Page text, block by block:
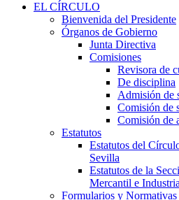
EL CÍRCULO
Bienvenida del Presidente
Órganos de Gobierno
Junta Directiva
Comisiones
Revisora de
De disciplina
Admisión de
Comisión de
Comisión de
Estatutos
Estatutos del
Sevilla
Estatutos de la
Mercantil e
Formularios y Normativas